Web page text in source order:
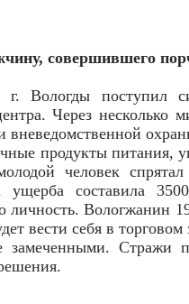
совершившего
Вологды поступил
Через несколько
продукты питания,
человек
составила
личность. Вологжанин
вести себя в торговом
Стражи